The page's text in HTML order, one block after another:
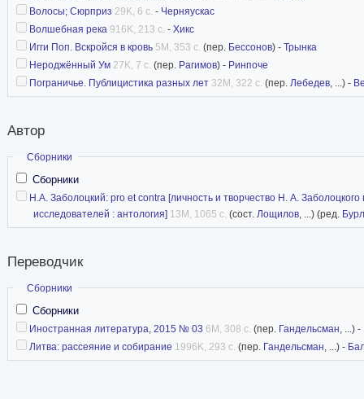
Волосы; Сюрприз 29K, 6 с. - Черняускас
Волшебная река 916K, 213 с. - Хикс
Игги Поп. Вскройся в кровь 5M, 353 с. (пер. Бессонов) - Трынка
Нероджённый Ум 27K, 7 с. (пер. Рагимов) - Ринпоче
Пограничье. Публицистика разных лет 32M, 322 с. (пер. Лебедев, ...) -
Автор
Скрыть
Сборники
Сборники
Н.А. Заболоцкий: pro et contra [личность и творчество Н. А. Заболоцкого
исследователей : антология] 13M, 1065 с. (сост. Лощилов, ...) (ред.
Переводчик
Скрыть
Сборники
Сборники
Иностранная литература, 2015 № 03 6M, 308 с. (пер. Гандельсман, ...) -
Литва: рассеяние и собирание 1996K, 293 с. (пер. Гандельсман, ...) -